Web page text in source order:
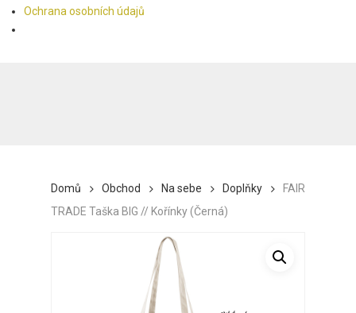
Ochrana osobních údajů
Domů Obchod Na sebe Doplňky
FAIR
TRADE Taška BIG // Kořínky (Černá)